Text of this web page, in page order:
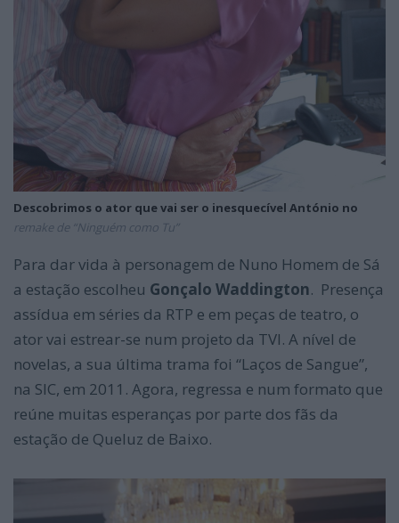
Descobrimos o ator que vai ser o inesquecível António no
remake de “Ninguém como Tu”
Para dar vida à personagem de Nuno Homem de Sá
a estação escolheu Gonçalo Waddington. Presença
assídua em séries da RTP e em peças de teatro, o
ator vai estrear-se num projeto da TVI. A nível de
novelas, a sua última trama foi “Laços de Sangue”,
na SIC, em 2011. Agora, regressa e num formato que
reúne muitas esperanças por parte dos fãs da
estação de Queluz de Baixo.